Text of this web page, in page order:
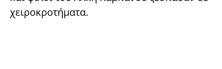
χειροκροτήματα.